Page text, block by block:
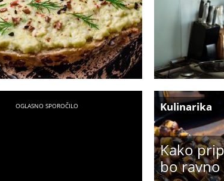
Kako
bo ravno
Kulinarika